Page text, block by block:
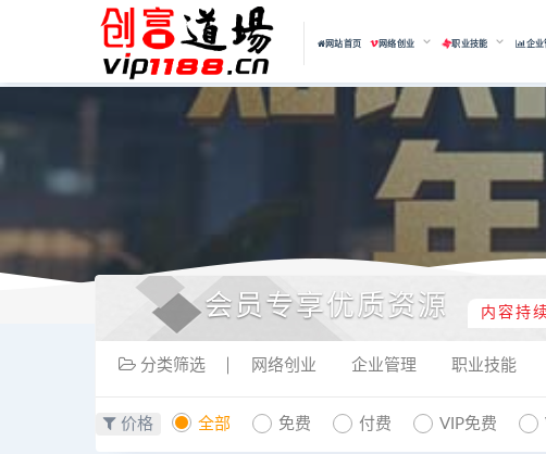
网站首页 网络创业 职业技能 企业
会员专享优质资源 内容持
分类筛选 网络创业 企业管理 职业技能
价格 全部 免费 付费 VIP免费